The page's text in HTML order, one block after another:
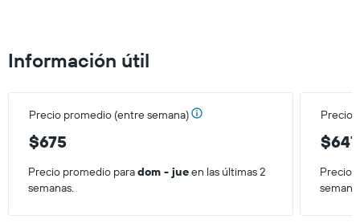
de
hoteles
estrellas.
El
gráfico
muestra
1
eje
X
Información útil
Precio promedio (entre semana)
$675
Precio
$647
Precio promedio paradom - jueen las últimas 2
semanas.
Precio